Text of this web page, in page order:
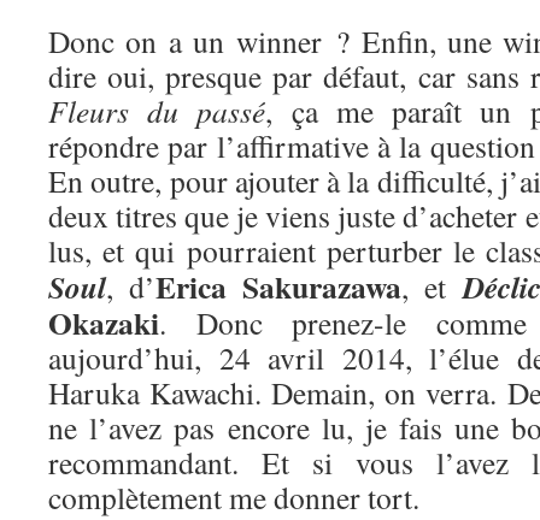
Donc on a un winner ? Enfin, une
dire oui, presque par défaut, car sans
Fleurs du passé, ça me paraît un
répondre par l’affirmative à la
En outre, pour ajouter à la difficulté,
deux titres que je viens juste d’acheter
lus, et qui pourraient perturber le
Soul, d’Erica Sakurazawa, et
Okazaki. Donc prenez-le
aujourd’hui, 24 avril 2014, l’élue
Haruka Kawachi. Demain, on verra.
ne l’avez pas encore lu, je fais une
recommandant. Et si vous l’avez
complètement me donner tort.